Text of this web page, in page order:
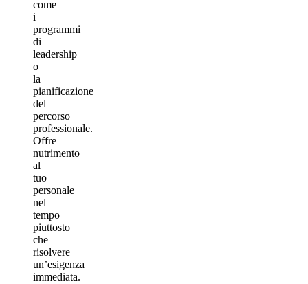
come
i
programmi
di
leadership
o
la
pianificazione
del
percorso
professionale.
Offre
nutrimento
al
tuo
personale
nel
tempo
piuttosto
che
risolvere
un’esigenza
immediata.